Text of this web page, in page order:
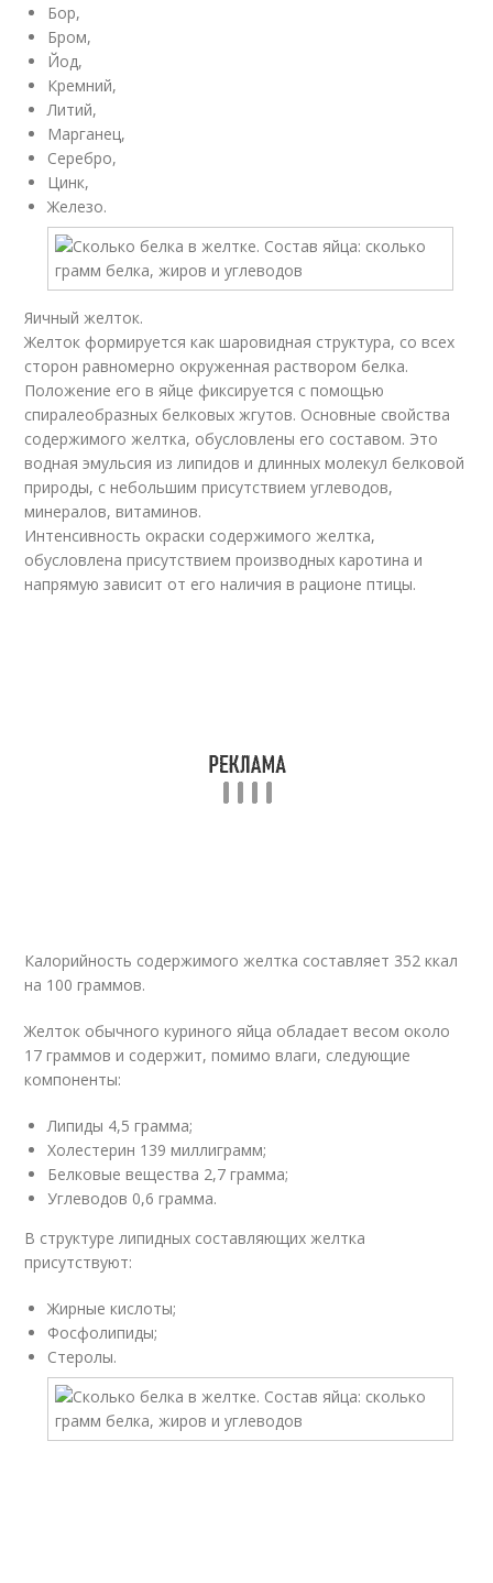
Бор,
Бром,
Йод,
Кремний,
Литий,
Марганец,
Серебро,
Цинк,
Железо.
Яичный желток.
Желток формируется как шаровидная структура, со всех
сторон равномерно окруженная раствором белка.
Положение его в яйце фиксируется с помощью
спиралеобразных белковых жгутов. Основные свойства
содержимого желтка, обусловлены его составом. Это
водная эмульсия из липидов и длинных молекул белковой
природы, с небольшим присутствием углеводов,
минералов, витаминов.
Интенсивность окраски содержимого желтка,
обусловлена присутствием производных каротина и
напрямую зависит от его наличия в рационе птицы.
Калорийность содержимого желтка составляет 352 ккал
на 100 граммов.
Желток обычного куриного яйца обладает весом около
17 граммов и содержит, помимо влаги, следующие
компоненты:
Липиды 4,5 грамма;
Холестерин 139 миллиграмм;
Белковые вещества 2,7 грамма;
Углеводов 0,6 грамма.
В структуре липидных составляющих желтка
присутствуют:
Жирные кислоты;
Фосфолипиды;
Стеролы.